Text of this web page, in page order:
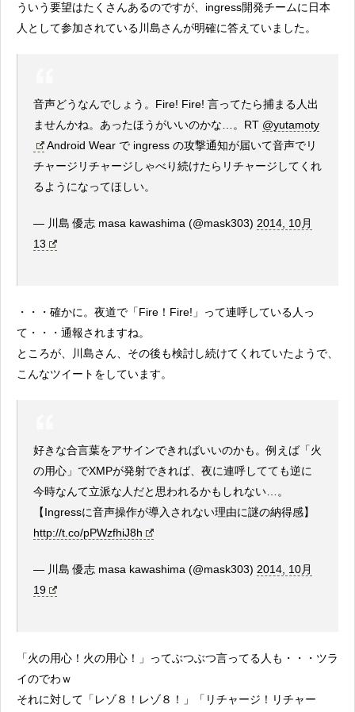
ういう要望はたくさんあるのですが、ingress開発チームに日本
人として参加されている川島さんが明確に答えていました。
音声どうなんでしょう。Fire! Fire! 言ってたら捕まる人出
ませんかね。あったほうがいいのかな…。RT @yutamoty
Android Wear で ingress の攻撃通知が届いて音声でリ
チャージリチャージしゃべり続けたらリチャージしてくれ
るようになってほしい。
— 川島 優志 masa kawashima (@mask303) 2014, 10月
13
・・・確かに。夜道で「Fire！Fire!」って連呼している人っ
て・・・通報されますね。
ところが、川島さん、その後も検討し続けてくれていたようで、
こんなツイートをしています。
好きな合言葉をアサインできればいいのかも。例えば「火
の用心」でXMPが発射できれば、夜に連呼してても逆に
今時なんて立派な人だと思われるかもしれない…。
【Ingressに音声操作が導入されない理由に謎の納得感】
http://t.co/pPWzfhiJ8h
— 川島 優志 masa kawashima (@mask303) 2014, 10月
19
「火の用心！火の用心！」ってぶつぶつ言ってる人も・・・ツラ
イのでわｗ
それに対して「レゾ８！レゾ８！」「リチャージ！リチャー